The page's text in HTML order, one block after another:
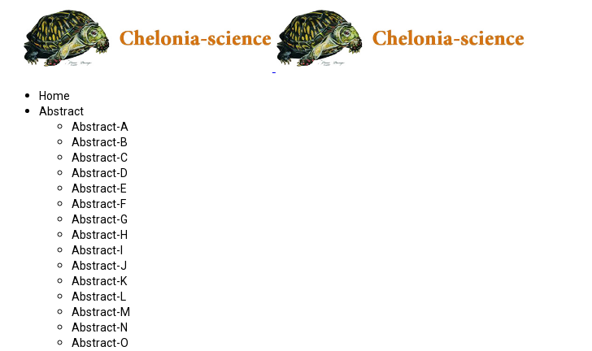
Home
Abstract
Abstract-A
Abstract-B
Abstract-C
Abstract-D
Abstract-E
Abstract-F
Abstract-G
Abstract-H
Abstract-I
Abstract-J
Abstract-K
Abstract-L
Abstract-M
Abstract-N
Abstract-O